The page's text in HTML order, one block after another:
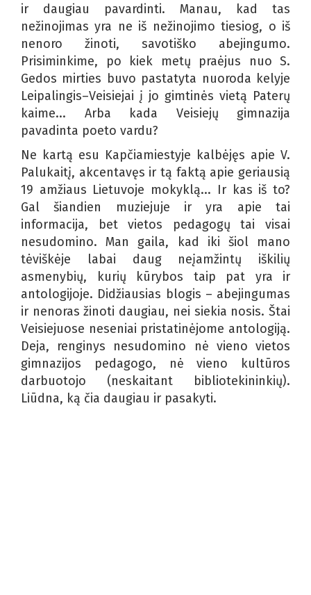
ir daugiau pavardinti. Manau, kad tas
nežinojimas yra ne iš nežinojimo tiesiog, o iš
nenoro žinoti, savotiško abejingumo.
Prisiminkime, po kiek metų praėjus nuo S.
Gedos mirties buvo pastatyta nuoroda kelyje
Leipalingis–Veisiejai į jo gimtinės vietą Paterų
kaime... Arba kada Veisiejų gimnazija
pavadinta poeto vardu?
Ne kartą esu Kapčiamiestyje kalbėjęs apie V.
Palukaitį, akcentavęs ir tą faktą apie geriausią
19 amžiaus Lietuvoje mokyklą... Ir kas iš to?
Gal šiandien muziejuje ir yra apie tai
informacija, bet vietos pedagogų tai visai
nesudomino. Man gaila, kad iki šiol mano
tėviškėje labai daug neįamžintų iškilių
asmenybių, kurių kūrybos taip pat yra ir
antologijoje. Didžiausias blogis – abejingumas
ir nenoras žinoti daugiau, nei siekia nosis. Štai
Veisiejuose neseniai pristatinėjome antologiją.
Deja, renginys nesudomino nė vieno vietos
gimnazijos pedagogo, nė vieno kultūros
darbuotojo (neskaitant bibliotekininkių).
Liūdna, ką čia daugiau ir pasakyti.